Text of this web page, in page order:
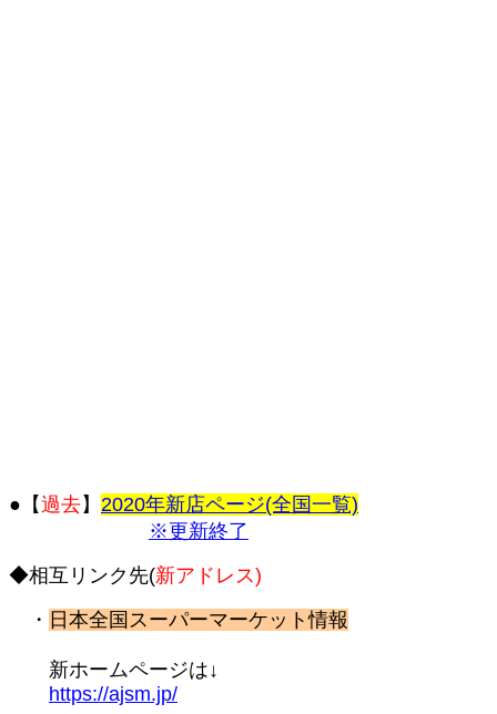
●【過去】 2020年新店ページ(全国一覧)
※更新終了
◆相互リンク先(新アドレス)
・ 日本全国スーパーマーケット情報
新ホームページは↓
https://ajsm.jp/